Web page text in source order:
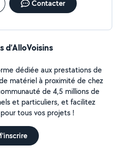
Contacter
d’AlloVoisins
dédiée aux prestations de
matériel à proximité de chez
de 4,5 millions de
et particuliers, et facilitez
tous vos projets !